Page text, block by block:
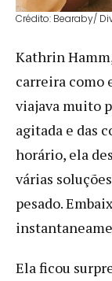
Crédito: Bearaby/
Kathrin
carreira como
viajava muito
agitada e das
horário, ela
várias
pesado.
Ela ficou